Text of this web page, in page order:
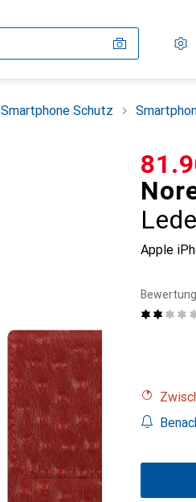
Smartphone Schutz
Apple
CHF